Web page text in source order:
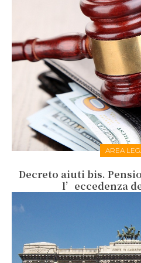
AREA
Decreto aiuti bis.
l’eccedenza